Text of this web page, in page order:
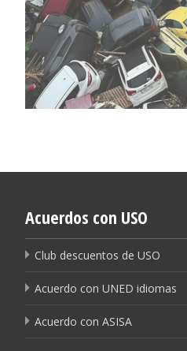
Acuerdos con USO
Club descuentos de USO
Acuerdo con UNED idiomas
Acuerdo con ASISA